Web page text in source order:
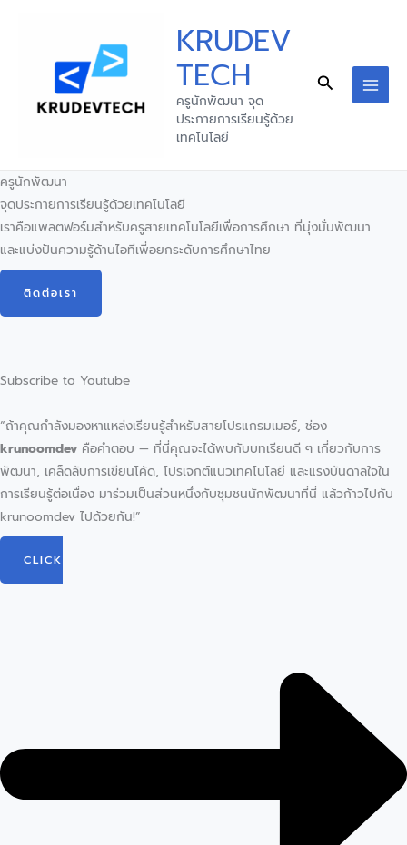
KRUDEV
TECH
ครูนักพัฒนา จุด
ประกายการเรียนรู้ด้วย
เทคโนโลยี
Search
ครูนักพัฒนา
จุดประกายการเรียนรู้ด้วยเทคโนโลยี
เราคือแพลตฟอร์มสำหรับครูสายเทคโนโลยีเพื่อการศึกษา ที่มุ่งมั่นพัฒนา
และแบ่งปันความรู้ด้านไอทีเพื่อยกระดับการศึกษาไทย
ติดต่อเรา
Subscribe to Youtube
“ถ้าคุณกำลังมองหาแหล่งเรียนรู้สำหรับสายโปรแกรมเมอร์, ช่อง
krunoomdev คือคำตอบ — ที่นี่คุณจะได้พบกับบทเรียนดี ๆ เกี่ยวกับการ
พัฒนา, เคล็ดลับการเขียนโค้ด, โปรเจกต์แนวเทคโนโลยี และแรงบันดาลใจใน
การเรียนรู้ต่อเนื่อง มาร่วมเป็นส่วนหนึ่งกับชุมชนนักพัฒนาที่นี่ แล้วก้าวไปกับ
krunoomdev ไปด้วยกัน!”
CLICK